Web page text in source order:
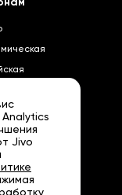
проспект
завод
проспект
Jivo